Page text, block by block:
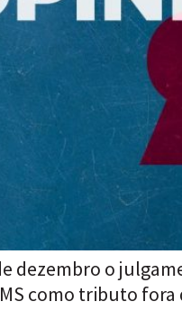
dezembro o
como tributo fora